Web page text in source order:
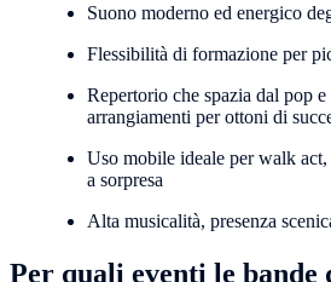
Suono moderno ed energico
Flessibilità di formazione per
Repertorio che spazia dal pop
arrangiamenti per ottoni di
Uso mobile ideale per walk
a sorpresa
Alta musicalità, presenza
Per quali eventi le bande